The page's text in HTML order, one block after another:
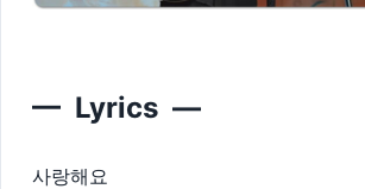
— Lyrics —
사랑해요